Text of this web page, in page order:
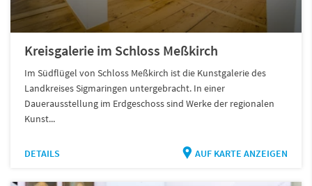
Kreisgalerie im Schloss Meßkirch
Im Südflügel von Schloss Meßkirch ist die Kunstgalerie des
Landkreises Sigmaringen untergebracht. In einer
Dauerausstellung im Erdgeschoss sind Werke der regionalen
Kunst...
DETAILS AUF KARTE ANZEIGEN